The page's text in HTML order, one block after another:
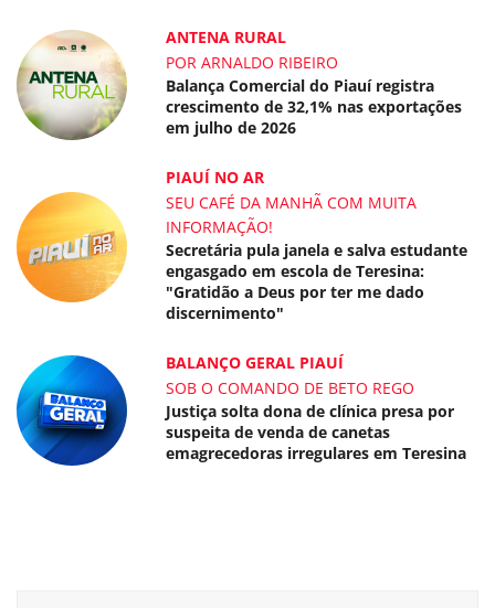
ANTENA RURAL
POR ARNALDO RIBEIRO
Balança Comercial do Piauí registra
crescimento de 32,1% nas exportações
em julho de 2026
PIAUÍ NO AR
SEU CAFÉ DA MANHÃ COM MUITA
INFORMAÇÃO!
Secretária pula janela e salva estudante
engasgado em escola de Teresina:
"Gratidão a Deus por ter me dado
discernimento"
BALANÇO GERAL PIAUÍ
SOB O COMANDO DE BETO REGO
Justiça solta dona de clínica presa por
suspeita de venda de canetas
emagrecedoras irregulares em Teresina